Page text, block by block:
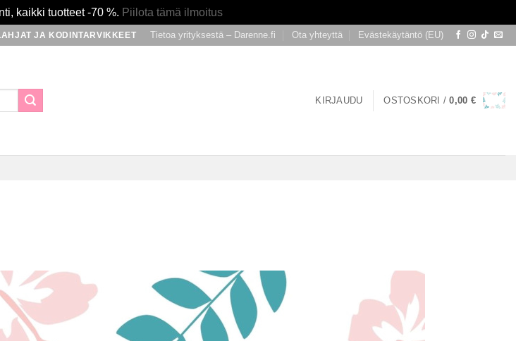
kaikki tuotteet -70 %. Piilota tämä ilmoitus
JA KODINTARVIKKEET Tietoa yrityksestä – Darenne.fi Ota yhteyttä Evästekäytäntö (EU)
KIRJAUDU OSTOSKORI /0,00 €